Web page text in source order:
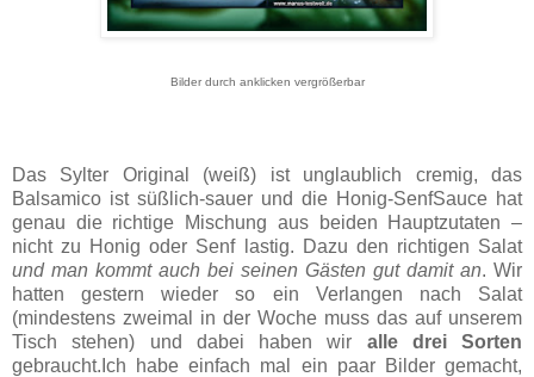
Bilder durch anklicken vergrößerbar
Das Sylter Original (weiß) ist unglaublich cremig, das
Balsamico ist süßlich-sauer und die Honig-SenfSauce hat
genau die richtige Mischung aus beiden Hauptzutaten –
nicht zu Honig oder Senf lastig. Dazu den richtigen Salat
und man kommt auch bei seinen Gästen gut damit an. Wir
hatten gestern wieder so ein Verlangen nach Salat
(mindestens zweimal in der Woche muss das auf unserem
Tisch stehen) und dabei haben wir alle drei Sorten
gebraucht.Ich habe einfach mal ein paar Bilder gemacht,